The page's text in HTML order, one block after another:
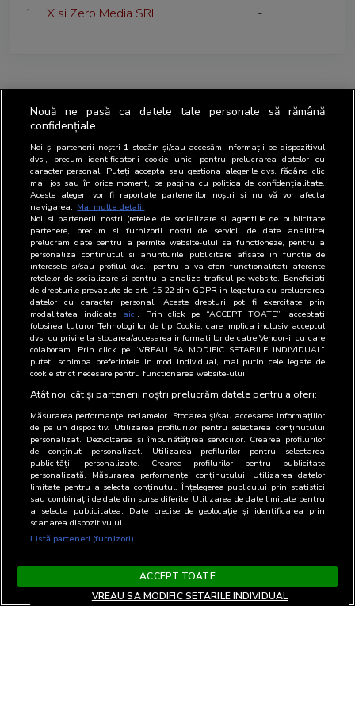
1
X si Zero Media SRL -
Nouă ne pasă ca datele tale personale să rămână
confidențiale
Noi și partenerii noștri 1 stocăm și/sau accesăm informații pe dispozitivul
dvs., precum identificatorii cookie unici pentru prelucrarea datelor cu
caracter personal. Puteți accepta sau gestiona alegerile dvs. făcând clic
mai jos sau în orice moment, pe pagina cu politica de confidențialitate.
Aceste alegeri vor fi raportate partenerilor noștri și nu vă vor afecta
navigarea. Mai multe detalii
Noi si partenerii nostri (retelele de socializare si agentiile de publicitate
partenere, precum si furnizorii nostri de servicii de date analitice)
prelucram date pentru a permite website-ului sa functioneze, pentru a
personaliza continutul si anunturile publicitare afisate in functie de
interesele si/sau profilul dvs., pentru a va oferi functionalitati aferente
retelelor de socializare si pentru a analiza traficul pe website. Beneficiati
de drepturile prevazute de art. 15-22 din GDPR in legatura cu prelucrarea
datelor cu caracter personal. Aceste drepturi pot fi exercitate prin
modalitatea indicata aici. Prin click pe “ACCEPT TOATE”, acceptati
folosirea tuturor Tehnologiilor de tip Cookie, care implica inclusiv acceptul
dvs. cu privire la stocarea/accesarea informatiilor de catre Vendor-ii cu care
colaboram. Prin click pe “VREAU SA MODIFIC SETARILE INDIVIDUAL”
puteti schimba preferintele in mod individual, mai putin cele legate de
cookie strict necesare pentru functionarea website-ului.
Atât noi, cât și partenerii noștri prelucrăm datele pentru a oferi:
Măsurarea performanței reclamelor. Stocarea și/sau accesarea informațiilor
de pe un dispozitiv. Utilizarea profilurilor pentru selectarea conținutului
personalizat. Dezvoltarea și îmbunătățirea serviciilor. Crearea profilurilor
de conținut personalizat. Utilizarea profilurilor pentru selectarea
publicității personalizate. Crearea profilurilor pentru publicitate
personalizată. Măsurarea performanței conținutului. Utilizarea datelor
limitate pentru a selecta conținutul. Înțelegerea publicului prin statistici
sau combinații de date din surse diferite. Utilizarea de date limitate pentru
a selecta publicitatea. Date precise de geolocație și identificarea prin
scanarea dispozitivului.
Listă parteneri (furnizori)
ACCEPT TOATE
VREAU SA MODIFIC SETARILE INDIVIDUAL